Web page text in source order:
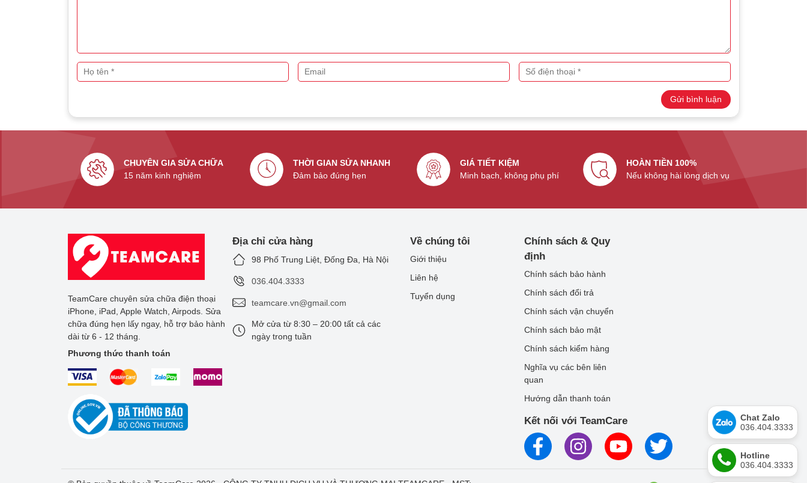
Gửi bình luận
CHUYÊN GIA SỬA CHỮA
15 năm kinh nghiệm
THỜI GIAN SỬA NHANH
Đảm bảo đúng hẹn
GIÁ TIẾT KIỆM
Minh bạch, không phụ phí
HOÀN TIỀN 100%
Nếu không hài lòng dịch vụ
TeamCare chuyên sửa chữa điện thoại
iPhone, iPad, Apple Watch, Airpods. Sửa
chữa đúng hẹn lấy ngay, hỗ trợ bảo hành
dài từ 6 - 12 tháng.
Phương thức thanh toán
Địa chỉ cửa hàng
98 Phố Trung Liệt, Đống Đa, Hà Nội
036.404.3333
teamcare.vn@gmail.com
Mở cửa từ 8:30 – 20:00 tất cả các
ngày trong tuần
Về chúng tôi
Giới thiệu
Liên hệ
Tuyển dụng
Chính sách & Quy
định
Chính sách bảo hành
Chính sách đổi trả
Chính sách vận chuyển
Chính sách bảo mật
Chính sách kiểm hàng
Nghĩa vụ các bên liên
quan
Hướng dẫn thanh toán
Kết nối với TeamCare
Chat Zalo
036.404.3333
Hotline
036.404.3333